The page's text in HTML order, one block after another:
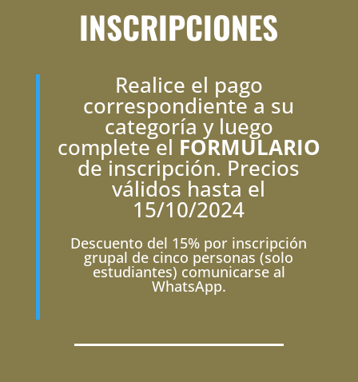
INSCRIPCIONES
Realice el pago
correspondiente a su
categoría y luego
complete el FORMULARIO
de inscripción. Precios
válidos hasta el
15/10/2024
Descuento del 15% por inscripción
grupal de cinco personas (solo
estudiantes) comunicarse al
WhatsApp.